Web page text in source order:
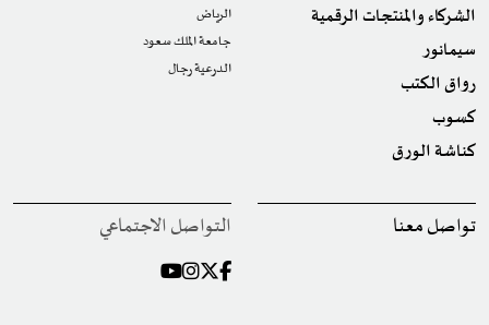
الشركاء والمنتجات الرقمية
سيمانور
رواق الكتب
كسوب
كناشة الورق
الرياض
جامعة الملك سعود
الدرعية رجال
تواصل معنا التواصل الاجتماعي